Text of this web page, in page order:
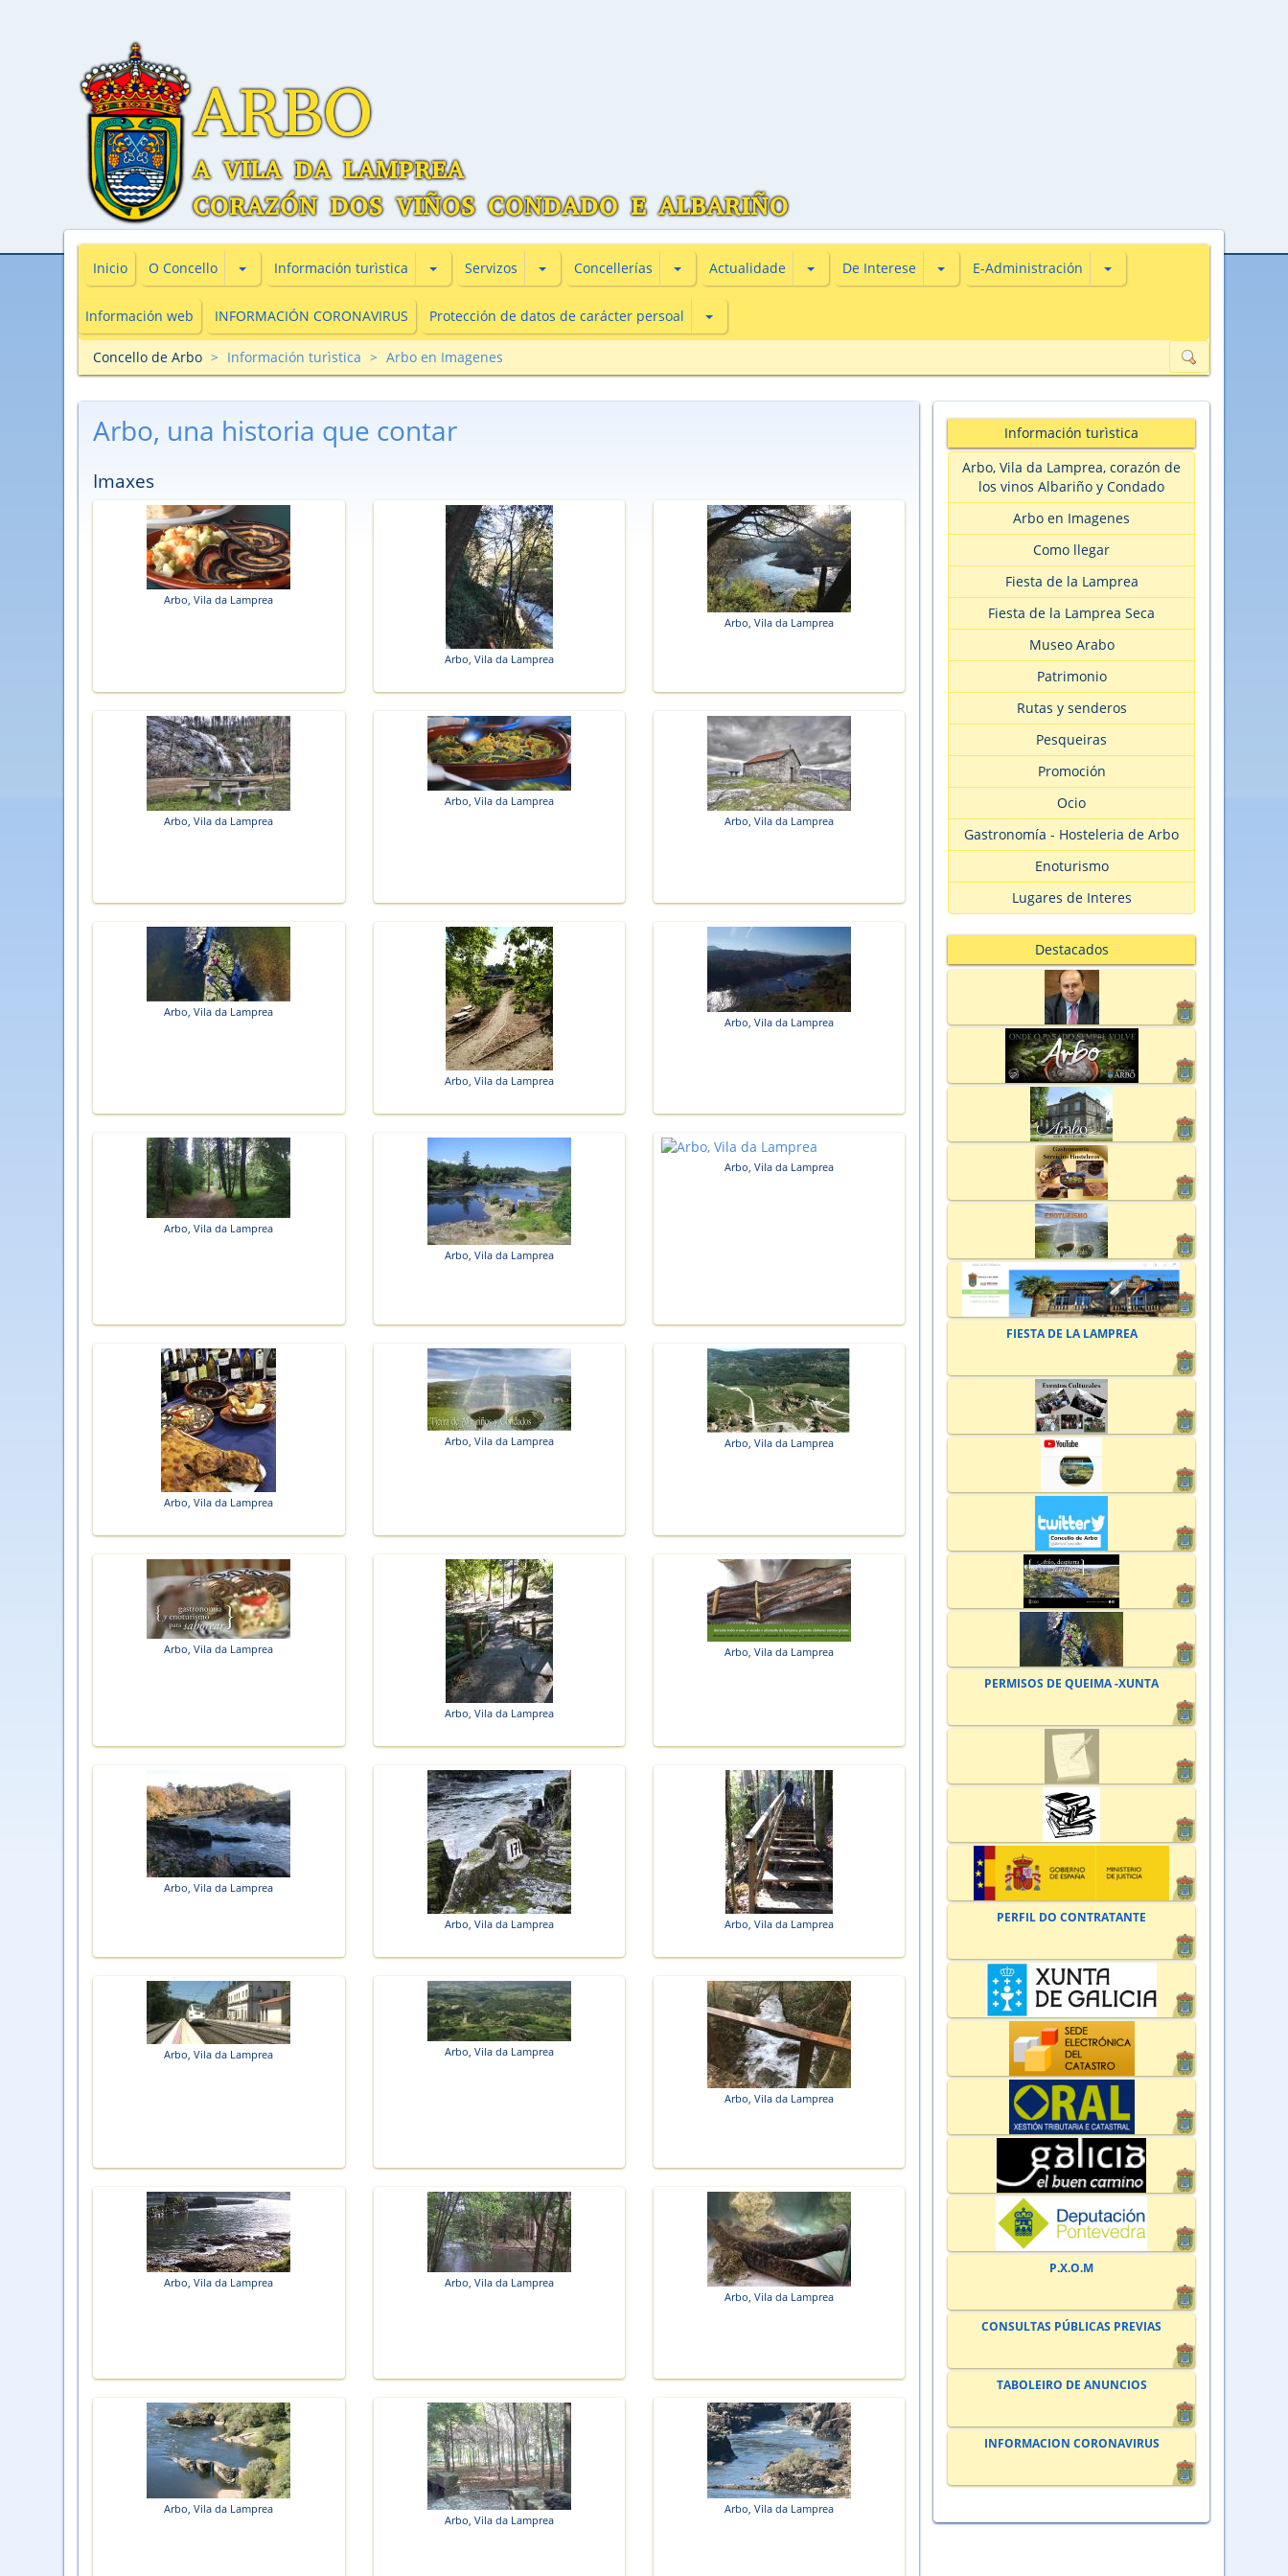
Inicio O Concello Subsecciones de O Concello
Información turìstica Subsecciones de Información turìstica
Servizos Subsecciones de Servizos
Concellerías Subsecciones de Concellerías
Actualidade Subsecciones de Actualidade
De Interese Subsecciones de De Interese
E-Administración Subsecciones de E-
Información web INFORMACIÓN CORONAVIRUS Protección de datos de carácter persoal Subsecciones de Protección de datos de carácter persoal
Concello de Arbo Información turìstica Arbo en Imagenes
Arbo, una historia que contar
Imaxes
Arbo, Vila da Lamprea
Arbo, Vila da Lamprea
Arbo, Vila da Lamprea
Arbo, Vila da Lamprea
Arbo, Vila da Lamprea
Arbo, Vila da Lamprea
Arbo, Vila da Lamprea
Arbo, Vila da Lamprea
Arbo, Vila da Lamprea
Arbo, Vila da Lamprea
Arbo, Vila da Lamprea
Arbo, Vila da Lamprea
Arbo, Vila da Lamprea
Arbo, Vila da Lamprea Arbo, Vila da Lamprea
Arbo, Vila da Lamprea
Arbo, Vila da Lamprea
Arbo, Vila da Lamprea
Arbo, Vila da Lamprea
Arbo, Vila da Lamprea Arbo, Vila da Lamprea
Arbo, Vila da Lamprea Arbo, Vila da Lamprea
Arbo, Vila da Lamprea
Arbo, Vila da Lamprea
Arbo, Vila da Lamprea
Arbo, Vila da Lamprea
Arbo, Vila da Lamprea
Arbo, Vila da Lamprea
Arbo, Vila da Lamprea
Información turìstica
Arbo, Vila da Lamprea, corazón de
los vinos Albariño y Condado
Arbo en Imagenes
Como llegar
Fiesta de la Lamprea
Fiesta de la Lamprea Seca
Museo Arabo
Patrimonio
Rutas y senderos
Pesqueiras
Promoción
Ocio
Gastronomía - Hosteleria de Arbo
Enoturismo
Lugares de Interes
Destacados
FIESTA DE LA LAMPREA
PERMISOS DE QUEIMA -XUNTA
PERFIL DO CONTRATANTE
P.X.O.M
CONSULTAS PÚBLICAS PREVIAS
TABOLEIRO DE ANUNCIOS
INFORMACION CORONAVIRUS